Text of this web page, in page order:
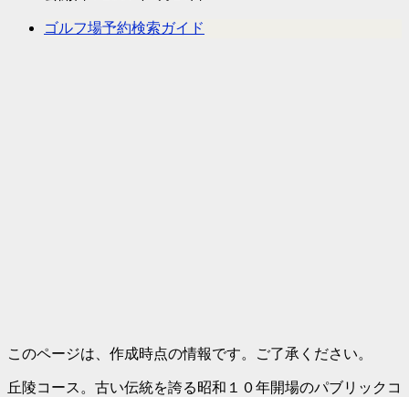
ゴルフ場予約検索ガイド
このページは、作成時点の情報です。ご了承ください。
丘陵コース。古い伝統を誇る昭和１０年開場のパブリックコ